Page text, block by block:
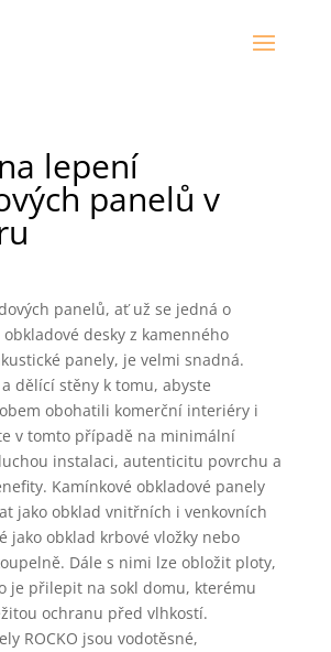
lepení
panelů v
panelů, ať už se jedná o
obkladové desky z kamenného
panely, je velmi snadná.
dělící stěny k tomu, abyste
obohatili komerční interiéry i
v tomto případě na minimální
instalaci, autenticitu povrchu a
Kamínkové obkladové panely
jako obklad vnitřních i venkovních
jako obklad krbové vložky nebo
Dále s nimi lze obložit ploty,
je přilepit na sokl domu, kterému
ochranu před vlhkostí.
ROCKO jsou vodotěsné,